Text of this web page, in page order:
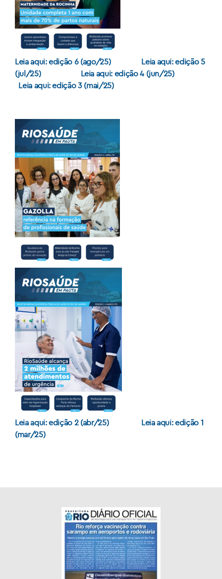
Leia aqui: edição 6 (ago/25)
Leia aqui: edição 5
(jul/25)
Leia aqui: edição 4 (jun/25)
Leia aqui: edição 3 (mai/25)
Leia aqui: edição 2 (abr/25)
Leia aqui: edição 1
(mar/25)